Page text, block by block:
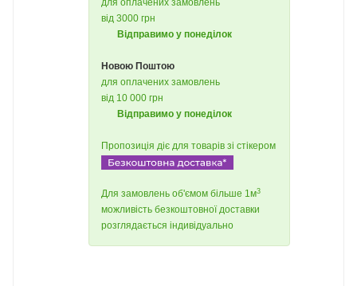
для оплачених замовлень
від 3000 грн
Відправимо у понеділок
Новою Поштою
для оплачених замовлень
від 10 000 грн
Відправимо у понеділок
Пропозиція діє для товарів зі стікером
Для замовлень об'ємом більше 1м3
можливість безкоштовної доставки
розглядається індивідуально